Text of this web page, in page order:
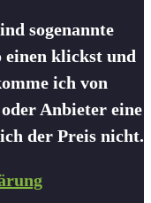
sogenannte
klickst und
ich von
Anbieter eine
der Preis nicht.